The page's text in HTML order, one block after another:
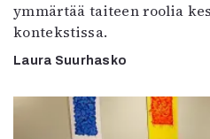
ymmärtää taiteen roolia
kontekstissa.
Laura Suurhasko